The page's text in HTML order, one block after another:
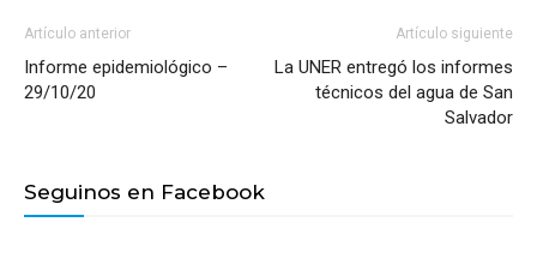
Artículo anterior
Informe epidemiológico –
29/10/20
Artículo siguiente
La UNER entregó los informes
técnicos del agua de San
Salvador
Seguinos en Facebook